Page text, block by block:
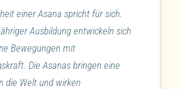
einer Asana spricht für sich.
Ausbildung entwickeln sich
Bewegungen mit
Die Asanas bringen eine
die Welt und wirken